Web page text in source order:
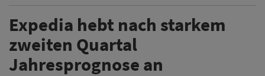
Expedia hebt nach starkem
zweiten Quartal
Jahresprognose an